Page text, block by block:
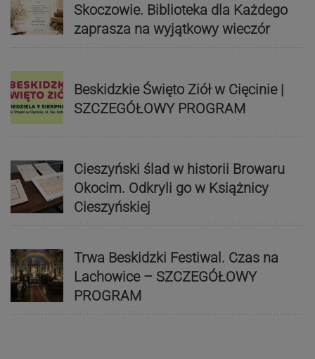
Skoczowie. Biblioteka dla Każdego
zaprasza na wyjątkowy wieczór
Beskidzkie Święto Ziół w Cięcinie |
SZCZEGÓŁOWY PROGRAM
Cieszyński ślad w historii Browaru
Okocim. Odkryli go w Książnicy
Cieszyńskiej
Trwa Beskidzki Festiwal. Czas na
Lachowice – SZCZEGÓŁOWY
PROGRAM